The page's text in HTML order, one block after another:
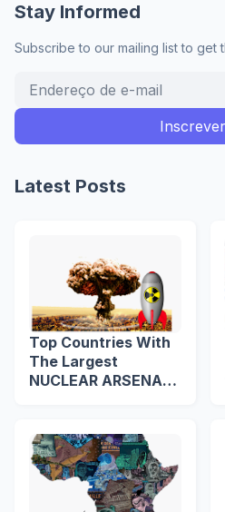
Stay Informed
Subscribe to our mailing list to get
Latest Posts
Top Countries With
The Largest
NUCLEAR ARSENAL